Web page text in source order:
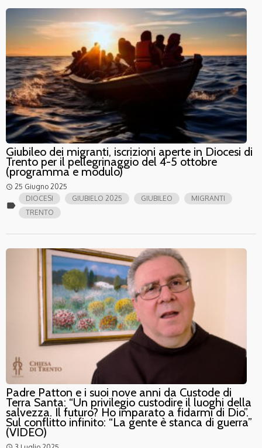
Giubileo dei migranti, iscrizioni aperte in Diocesi di
Trento per il pellegrinaggio del 4-5 ottobre
(programma e modulo)
access_time 25 Giugno 2025
label
DIOCESI GIUBIELO 2025 GIUBILEO
MIGRANTI
TRENTO
Padre Patton e i suoi nove anni da Custode di
Terra Santa: “Un privilegio custodire il luoghi della
salvezza. Il futuro? Ho imparato a fidarmi di Dio”.
Sul conflitto infinito: “La gente è stanca di guerra”
(VIDEO)